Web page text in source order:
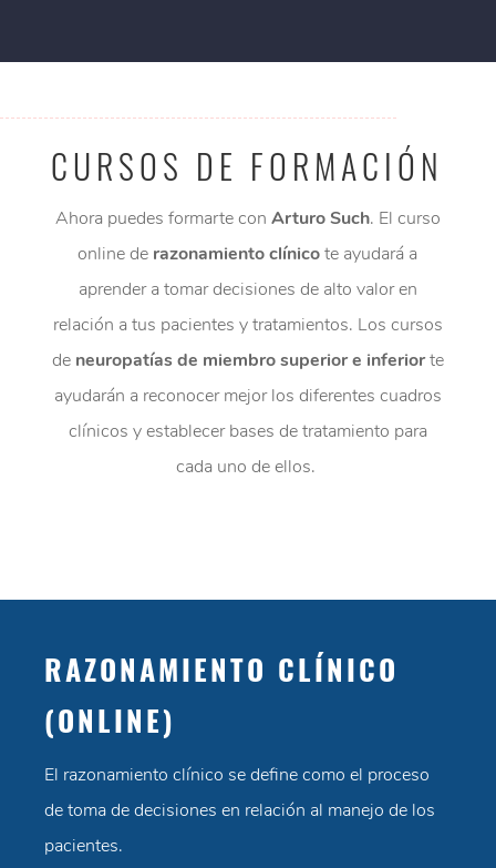
CURSOS DE FORMACIÓN
Ahora puedes formarte con Arturo Such. El curso
online de razonamiento clínicote ayudará a
aprender a tomar decisiones de alto valor en
relación a tus pacientes y tratamientos. Los cursos
de neuropatías de miembro superior e inferiorte
ayudarán a reconocer mejor los diferentes cuadros
clínicos y establecer bases de tratamiento para
cada uno de ellos.
RAZONAMIENTO CLÍNICO
(ONLINE)
El razonamiento clínico se define como el proceso
de toma de decisiones en relación al manejo de los
pacientes.